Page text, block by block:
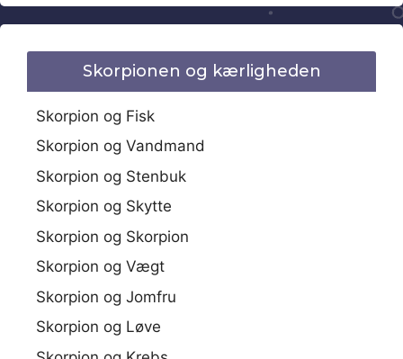
Skorpionen og kærligheden
Skorpion og Fisk
Skorpion og Vandmand
Skorpion og Stenbuk
Skorpion og Skytte
Skorpion og Skorpion
Skorpion og Vægt
Skorpion og Jomfru
Skorpion og Løve